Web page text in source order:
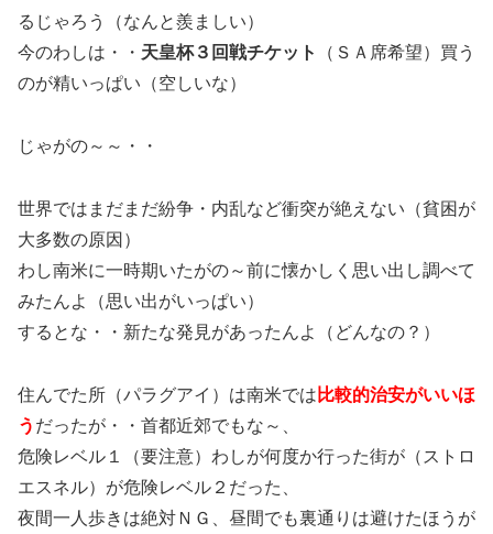
るじゃろう（なんと羨ましい）
今のわしは・・ 天皇杯３回戦チケット
（ＳＡ席希望）買う
のが精いっぱい（空しいな）
じゃがの～～・・
世界ではまだまだ紛争・内乱など衝突が絶えない（貧困が
大多数の原因）
わし南米に一時期いたがの～前に懐かしく思い出し調べて
みたんよ（思い出がいっぱい）
するとな・・新たな発見があったんよ（どんなの？）
住んでた所（パラグアイ）は南米では 比較的治安がいいほ
う だったが・・首都近郊でもな～、
危険レベル１（要注意）わしが何度か行った街が（ストロ
エスネル）が危険レベル２だった、
夜間一人歩きは絶対ＮＧ、昼間でも裏通りは避けたほうが